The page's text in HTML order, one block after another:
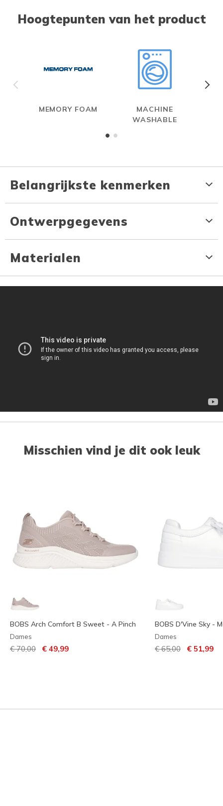
Hoogtepunten van het product
MEMORY FOAM
MACHINE
WASHABLE
Belangrijkste kenmerken
Ontwerpgegevens
Materialen
Misschien vind je dit ook leuk
BOBS Arch Comfort B Sweet - A Pinch
Dames
Prijs verlaagd van
€ 70,00 naar
€ 49,99
BOBS D'Vine Sky -
Dames
Prijs verlaagd van
€ 65,00naar
€ 51,99